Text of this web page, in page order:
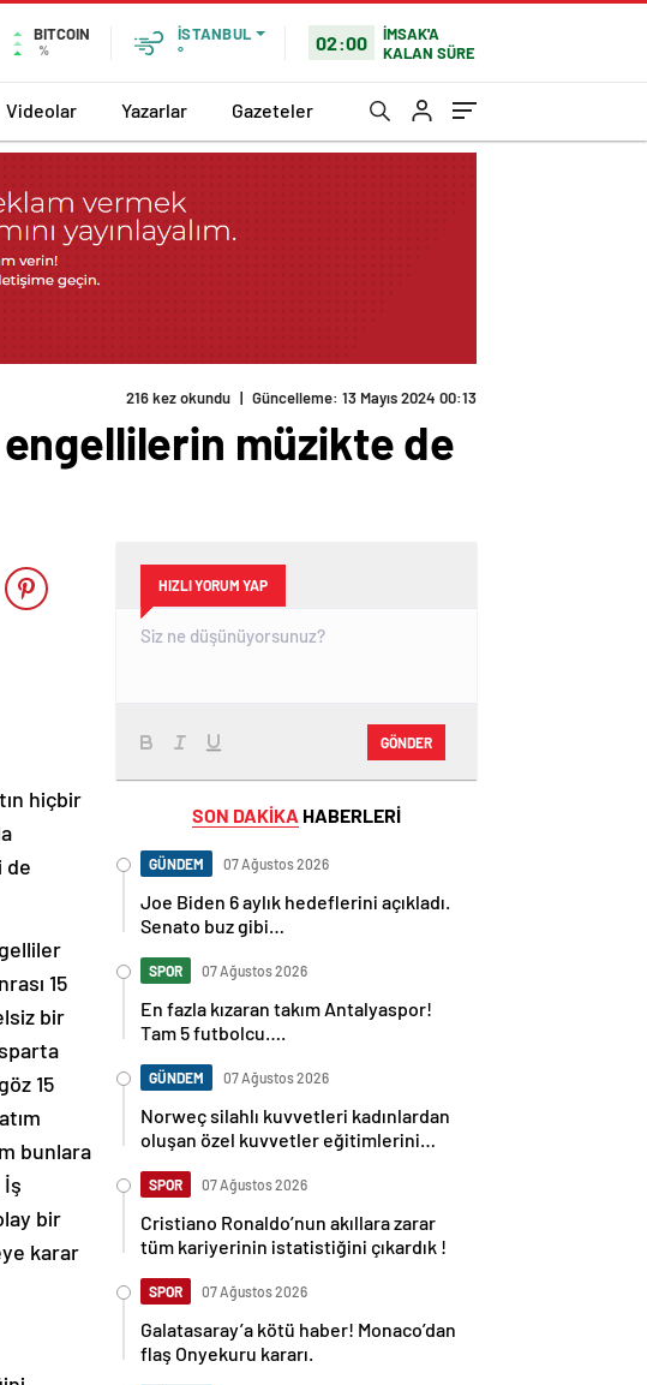
BITCOIN
%
İSTANBUL
°
02:00
İMSAK'A
KALAN SÜRE
Videolar Yazarlar Gazeteler
216 kez okundu | Güncelleme: 13 Mayıs 2024 00:13
müzikte de
hiçbir
de
15
bir
15
bunlara
bir
karar
HIZLI YORUM YAP
GÖNDER
SON DAKİKA HABERLERİ
GÜNDEM 07 Ağustos 2026
Joe Biden 6 aylık hedeflerini açıkladı.
Senato buz gibi…
SPOR 07 Ağustos 2026
En fazla kızaran takım Antalyaspor!
Tam 5 futbolcu….
GÜNDEM 07 Ağustos 2026
Norweç silahlı kuvvetleri kadınlardan
oluşan özel kuvvetler eğitimlerini
SPOR 07 Ağustos 2026
Cristiano Ronaldo’nun akıllara zarar
tüm kariyerinin istatistiğini çıkardık !
SPOR 07 Ağustos 2026
Galatasaray’a kötü haber! Monaco’dan
flaş Onyekuru kararı.